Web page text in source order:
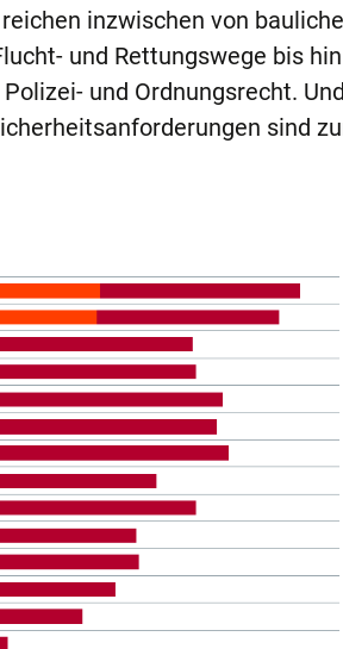
inzwischen von
und Rettungswege bis
und Ordnungsrecht. Und
sind